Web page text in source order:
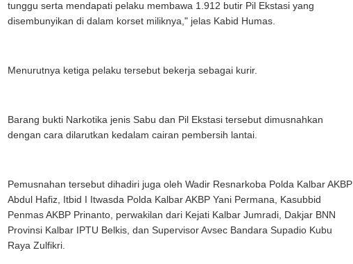
tunggu serta mendapati pelaku membawa 1.912 butir Pil Ekstasi yang
disembunyikan di dalam korset miliknya," jelas Kabid Humas.
Menurutnya ketiga pelaku tersebut bekerja sebagai kurir.
Barang bukti Narkotika jenis Sabu dan Pil Ekstasi tersebut dimusnahkan
dengan cara dilarutkan kedalam cairan pembersih lantai.
Pemusnahan tersebut dihadiri juga oleh Wadir Resnarkoba Polda Kalbar AKBP
Abdul Hafiz, Itbid I Itwasda Polda Kalbar AKBP Yani Permana, Kasubbid
Penmas AKBP Prinanto, perwakilan dari Kejati Kalbar Jumradi, Dakjar BNN
Provinsi Kalbar IPTU Belkis, dan Supervisor Avsec Bandara Supadio Kubu
Raya Zulfikri.